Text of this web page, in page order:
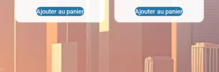
Ajouter au panier Ajouter au panier